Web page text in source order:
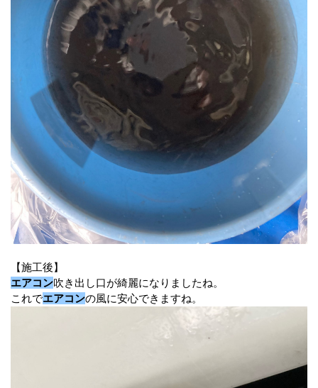
【施工後】
エアコン吹き出し口が綺麗になりましたね。
これでエアコンの風に安心できますね。